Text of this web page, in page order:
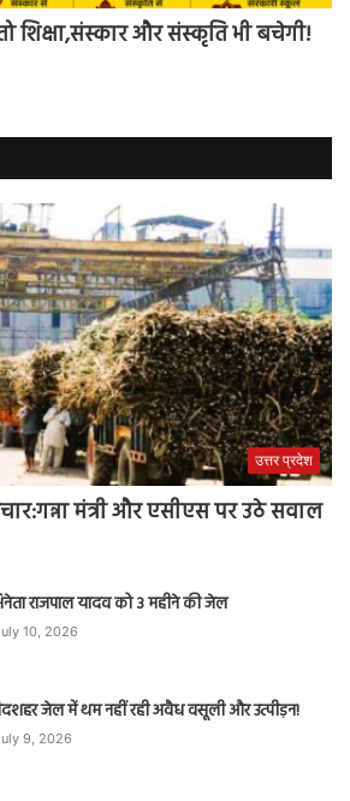
शिक्षा,संस्कार और संस्कृति भी बचेगी!
उत्तर प्रदेश
मंत्री और एसीएस पर उठे सवाल
राजपाल यादव को 3 महीने की जेल
10, 2026
जेल में थम नहीं रही अवैध वसूली और उत्पीड़न!
9, 2026